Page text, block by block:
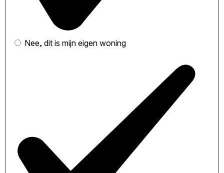
Nee, dit is mijn eigen woning